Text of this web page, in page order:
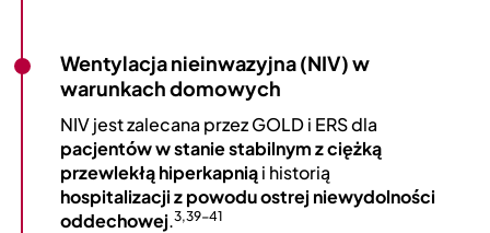
Wentylacja nieinwazyjna (NIV) w
warunkach domowych
NIV jest zalecana przez GOLD i ERS dla
pacjentów w stanie stabilnym z ciężką
przewlekłą hiperkapniąi historią
hospitalizacji z powodu ostrej niewydolności
oddechowej.3,39-41